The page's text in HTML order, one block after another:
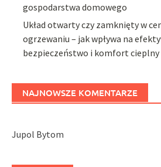
gospodarstwa domowego
Układ otwarty czy zamknięty w
ogrzewaniu – jak wpływa na
bezpieczeństwo i komfort cieplny
NAJNOWSZE KOMENTARZE
Jupol Bytom